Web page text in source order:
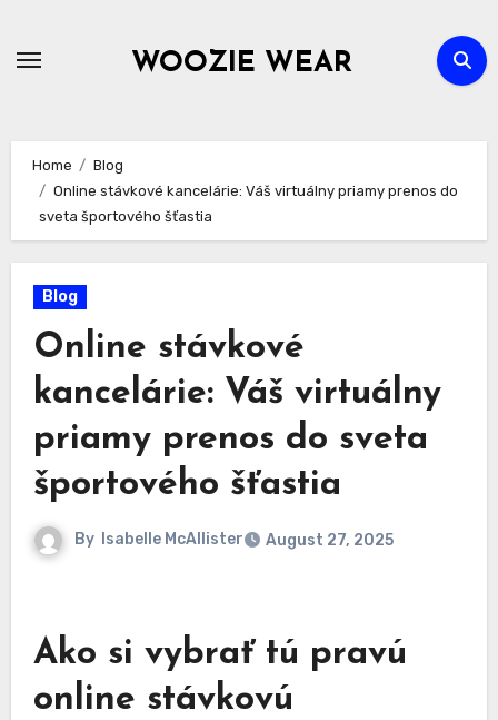
WOOZIE WEAR
Home
Blog
Online stávkové kancelárie: Váš virtuálny priamy prenos do
sveta športového šťastia
Blog
Online stávkové
kancelárie: Váš virtuálny
priamy prenos do sveta
športového šťastia
By Isabelle McAllister August 27, 2025
Ako si vybrať tú pravú
online stávkovú